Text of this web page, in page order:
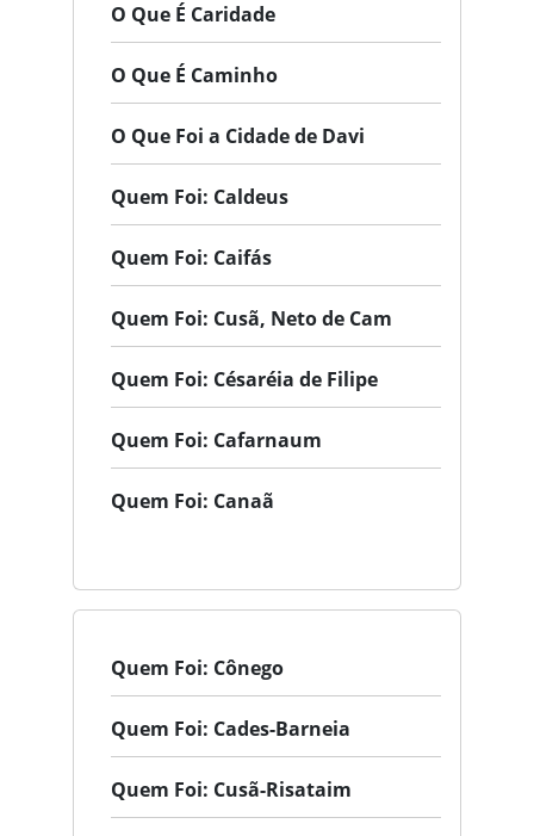
O Que É Caridade
O Que É Caminho
O Que Foi a Cidade de Davi
Quem Foi: Caldeus
Quem Foi: Caifás
Quem Foi: Cusã, Neto de Cam
Quem Foi: Césaréia de Filipe
Quem Foi: Cafarnaum
Quem Foi: Canaã
Quem Foi: Cônego
Quem Foi: Cades-Barneia
Quem Foi: Cusã-Risataim